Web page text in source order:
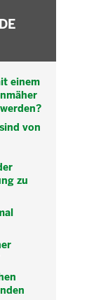
einem
von
zu